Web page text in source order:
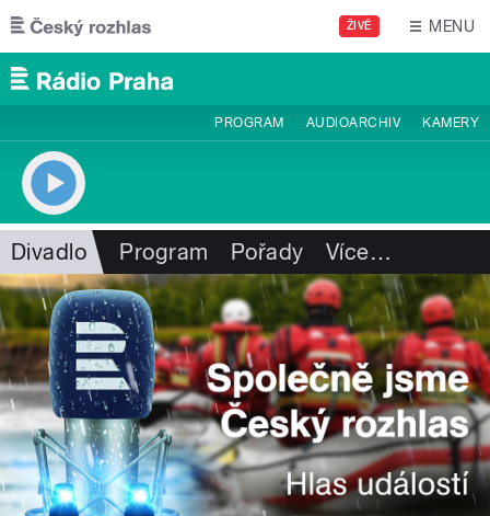
Přejít k hlavnímu obsahu
ŽIVĚ MENU
PROGRAM AUDIOARCHIV KAMERY
Divadlo Program Pořady Více…